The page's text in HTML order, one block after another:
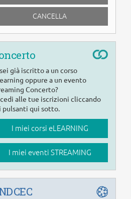
CANCELLA
già iscritto a un corso
oppure a un evento
Concerto?
alle tue iscrizioni cliccando
pulsanti qui sotto.
I miei corsi eLEARNING
I miei eventi STREAMING